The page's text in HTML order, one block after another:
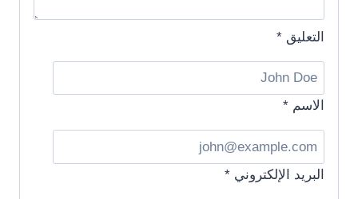
التعليق *
الاسم *
البريد الإلكتروني *